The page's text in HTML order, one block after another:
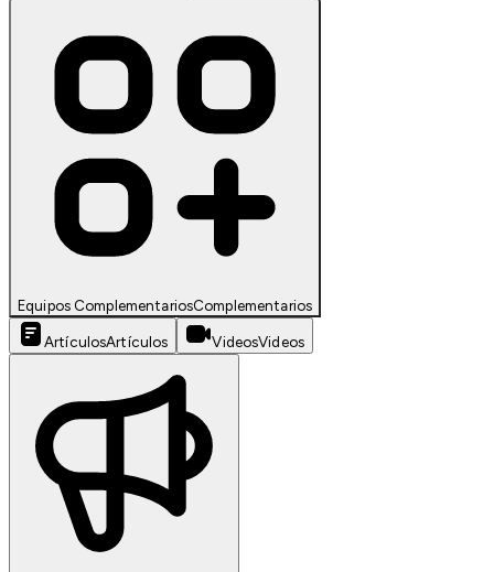
Equipos ComplementariosComplementarios
ArtículosArtículos VideosVideos